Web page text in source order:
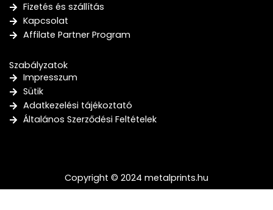
Fizetés és szállítás
Kapcsolat
Affilate Partner Program
Szabályzatok
Impresszum
Sütik
Adatkezelési tájékoztató
Általános Szerződési Feltételek
Copyright © 2024 metalprints.hu